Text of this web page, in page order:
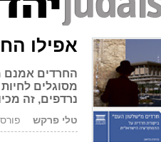
אפילו
החרדים אמנם
מסוגלים
נרדפים, זה
טלי פרקש פורסם: